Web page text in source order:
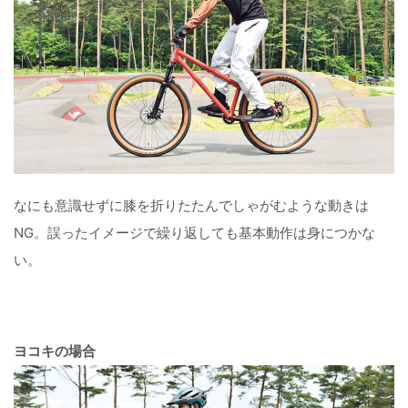
なにも意識せずに膝を折りたたんでしゃがむような動きは
NG。誤ったイメージで繰り返しても基本動作は身につかな
い。
ヨコキの場合